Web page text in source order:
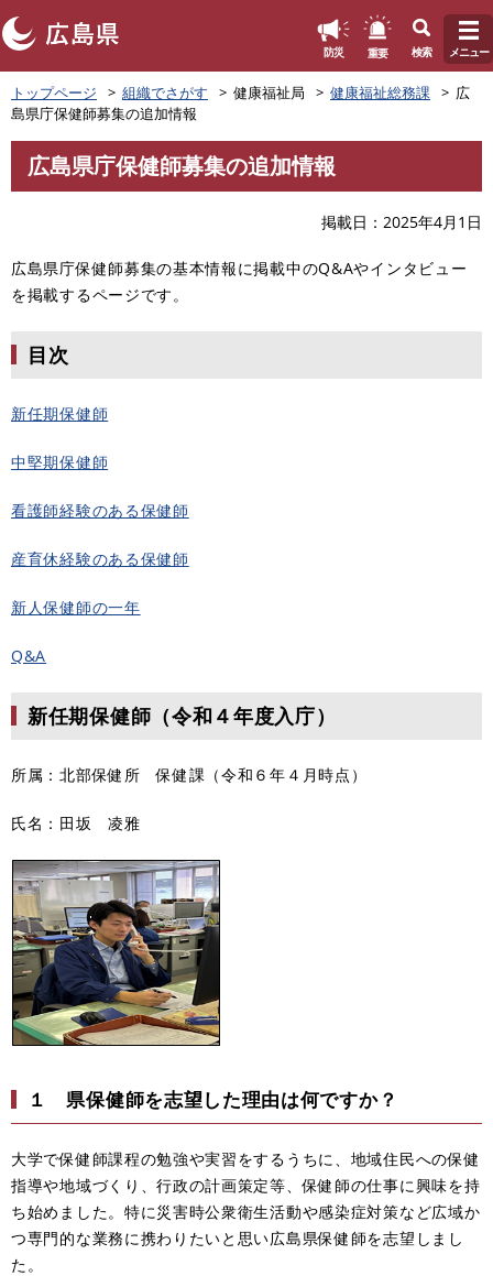
ペ
ー
ジ
の
頭
。
防災 重要 検索 メニュー
トップページ 組織でさがす 健康福祉局 健康福祉総務課
広
島県庁保健師募集の追加情報
文
広島県庁保健師募集の追加情報
掲載日 2025年4月1日
広島県庁保健師募集の基本情報に掲載中のQ&Aやインタビュー
を掲載するページです。
目次
新任期保健師
中堅期保健師
看護師経験のある保健師
産育休経験のある保健師
新人保健師の一年
Q&A
新任期保健師（令和４年度入庁）
所属：北部保健所 保健課（令和６年４月時点）
氏名：田坂 凌雅
１ 県保健師を志望した理由は何ですか？
大学で保健師課程の勉強や実習をするうちに、地域住民への保健
指導や地域づくり、行政の計画策定等、保健師の仕事に興味を持
ち始めました。特に災害時公衆衛生活動や感染症対策など広域か
つ専門的な業務に携わりたいと思い広島県保健師を志望しまし
た。